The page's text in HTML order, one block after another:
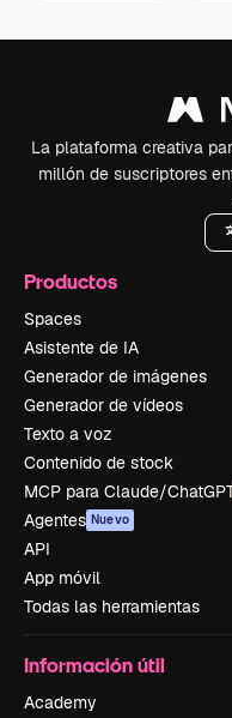
La plataforma creativa
millón de suscriptores
Productos
Spaces
Asistente de IA
Generador de imágenes
Generador de vídeos
Texto a voz
Contenido de stock
MCP para Claude/
Agentes Nuevo
API
App móvil
Todas las herramientas
Información útil
Academy